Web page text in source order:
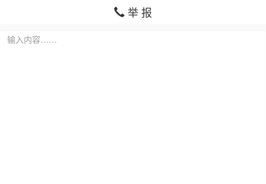
举 报